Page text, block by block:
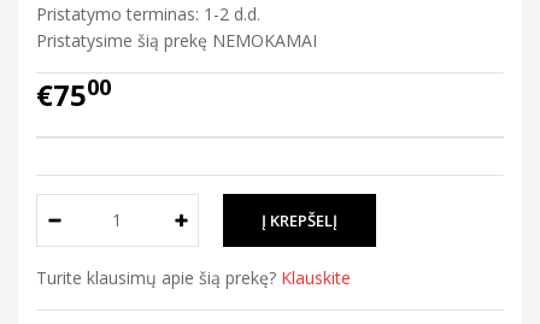
Pristatymo terminas: 1-2 d.d.
Pristatysime šią prekę NEMOKAMAI
€7500
Turite klausimų apie šią prekę? Klauskite